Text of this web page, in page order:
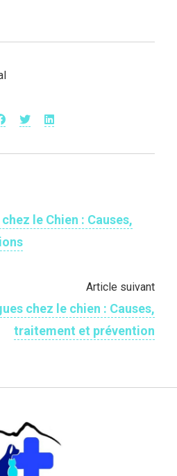
le Chien : Causes,
Article suivant
chez le chien : Causes,
traitement et prévention